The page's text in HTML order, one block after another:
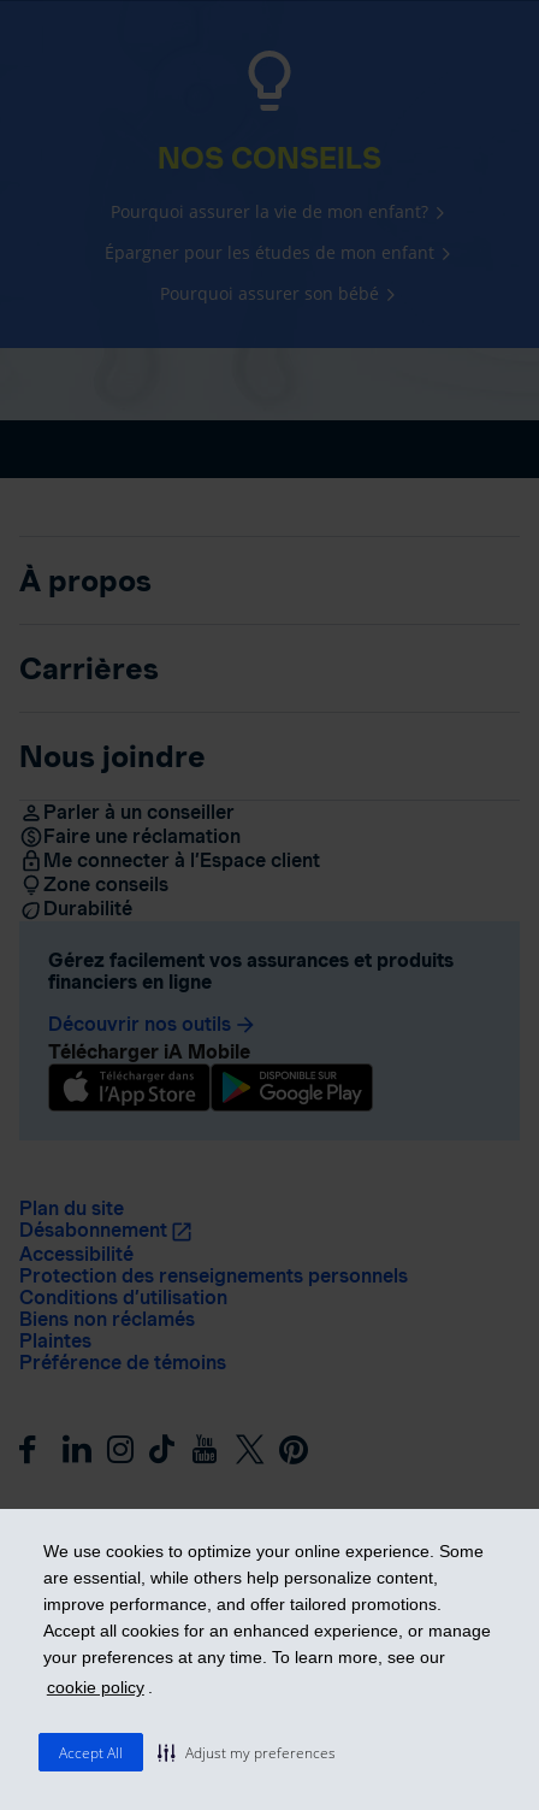
We use cookies to optimize your online experience. Some
are essential, while others help personalize content,
improve performance, and offer tailored promotions.
Accept all cookies for an enhanced experience, or manage
your preferences at any time. To learn more, see our
cookie policy .
Accept All Adjust my preferences
NOS CONSEILS
Pourquoi assurer la vie de mon enfant?
Épargner pour les études de mon enfant
Pourquoi assurer son bébé
À propos
Carrières
Nous joindre
Parler à un conseiller
Faire une réclamation
Me connecter à l’Espace client
Zone conseils
Durabilité
Gérez facilement vos assurances et produits
financiers en ligne
Découvrir nos outils arrow_forward
Télécharger iA Mobile
Plan du site
Désabonnement
Accessibilité
Protection des renseignements personnels
Conditions d’utilisation
Biens non réclamés
Plaintes
Préférence de témoins
Prendre les devants